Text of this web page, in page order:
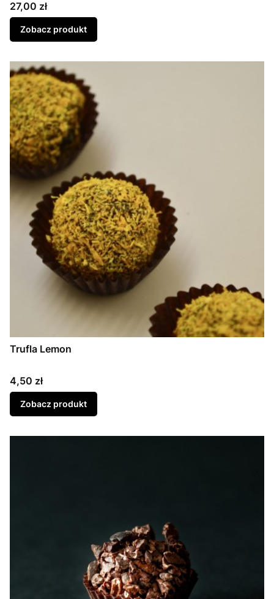
Cena
27,00 zł
Zobacz produkt
Trufla Lemon
Cena
4,50 zł
Zobacz produkt